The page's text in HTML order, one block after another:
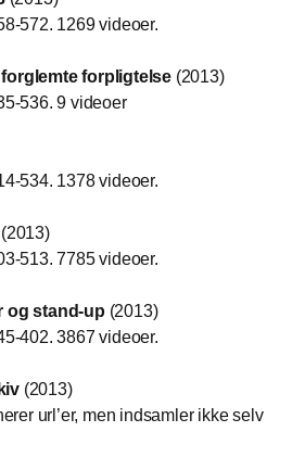
572. 1269 videoer.
forpligtelse (2013)
536. 9 videoer
534. 1378 videoer.
(2013)
513. 7785 videoer.
og stand-up (2013)
402. 3867 videoer.
(2013)
url’er, men indsamler ikke selv